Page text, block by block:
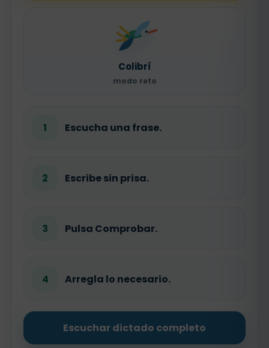
Colibrí
modo reto
1 Escucha una frase.
2 Escribe sin prisa.
3 Pulsa Comprobar.
4 Arregla lo necesario.
Escuchar dictado completo